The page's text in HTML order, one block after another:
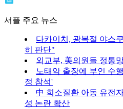
서플 주요 뉴스
다카이치, 광복절 야스
히 판단"
외교부, 美의원들 정통
노태악 출장에 부인 수
정 참석'
中 희소질환 아동 유전
성 논란 확산